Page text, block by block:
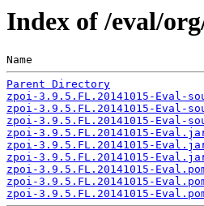
Index of /eval/
Name
Parent Directory
zpoi-3.9.5.FL.20141015-Eval-
zpoi-3.9.5.FL.20141015-Eval-
zpoi-3.9.5.FL.20141015-Eval-
zpoi-3.9.5.FL.20141015-
zpoi-3.9.5.FL.20141015-
zpoi-3.9.5.FL.20141015-
zpoi-3.9.5.FL.20141015-
zpoi-3.9.5.FL.20141015-
zpoi-3.9.5.FL.20141015-